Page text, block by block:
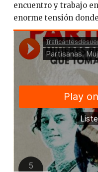
encuentro y trabajo
enorme tensión